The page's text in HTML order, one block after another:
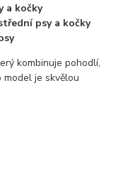
a kočky
psy a kočky
kombinuje pohodlí,
je skvělou